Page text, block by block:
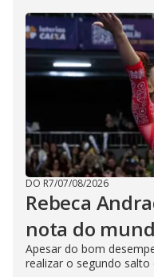
DO R7/07/08/2026
Rebeca
nota do
Apesar do bom
realizar o segundo